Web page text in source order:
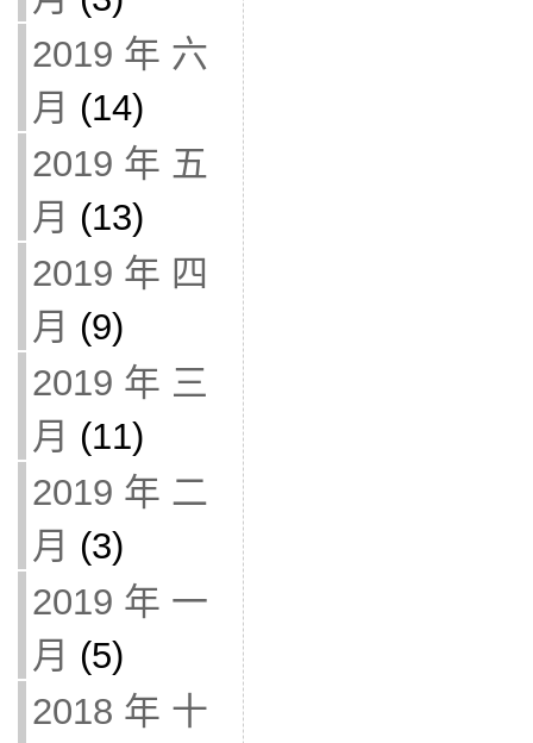
2019 年 六
月 (14)
2019 年 五
月 (13)
2019 年 四
月 (9)
2019 年 三
月 (11)
2019 年 二
月 (3)
2019 年 一
月 (5)
2018 年 十